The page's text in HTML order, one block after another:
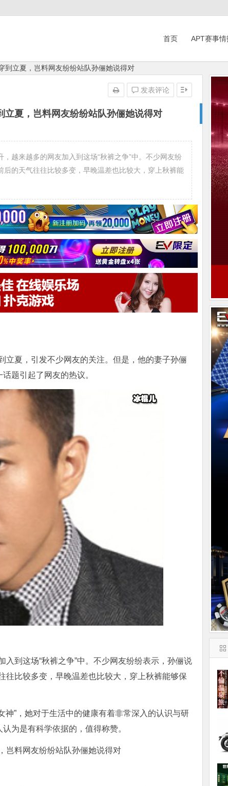
首页 APT赛事情
到立夏，岂料网友纷纷站队孙俪她说得对
立夏，岂料网友纷纷站队孙俪她说得对
发表评论
越来越多的网友加入到这场“秋裤之争”中。不少网友纷
的天气往往比较多变，早晚温差也比较大，穿上秋裤能
立夏，引发不少网友的关注。但是，他的妻子孙俪
题引起了网友的热议。
到这场“秋裤之争”中。不少网友纷纷表示，孙俪说
往比较多变，早晚温差也比较大，穿上秋裤能够保
神”，她对于生活中的健康有着非常深入的认识与研
为是有科学依据的，值得称赞。